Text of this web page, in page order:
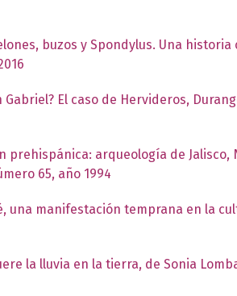
buzos y Spondylus. Una
Gabriel? El caso de Hervideros,
prehispánica: arqueología de Jalisco,
65, año 1994
una manifestación temprana en la
la lluvia en la tierra, de Sonia